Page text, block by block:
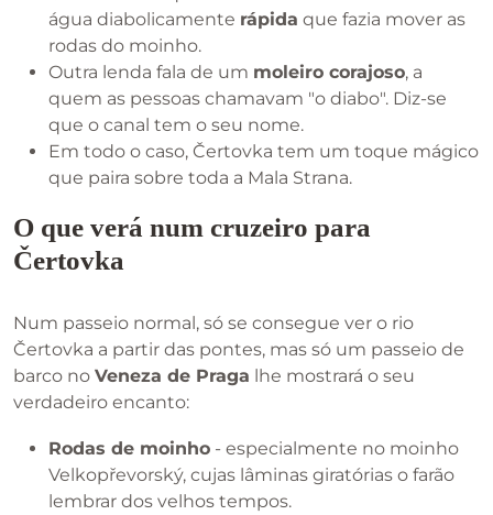
água diabolicamente rápida que fazia mover as
rodas do moinho.
Outra lenda fala de um moleiro corajoso, a
quem as pessoas chamavam "o diabo". Diz-se
que o canal tem o seu nome.
Em todo o caso, Čertovka tem um toque mágico
que paira sobre toda a Mala Strana.
O que verá num cruzeiro para
Čertovka
Num passeio normal, só se consegue ver o rio
Čertovka a partir das pontes, mas só um passeio de
barco no Veneza de Praga lhe mostrará o seu
verdadeiro encanto:
Rodas de moinho - especialmente no moinho
Velkopřevorský, cujas lâminas giratórias o farão
lembrar dos velhos tempos.